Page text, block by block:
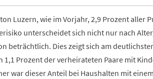
Luzern, wie im Vorjahr, 2,9 Prozent
unterscheidet sich nicht nur nach
beträchtlich. Dies zeigt sich am
1,1 Prozent der verheirateten Paare mit
war dieser Anteil bei Haushalten mit